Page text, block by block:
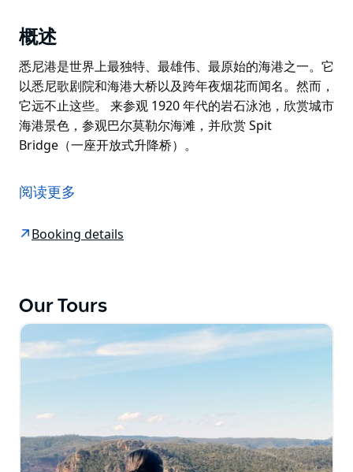
概述
悉尼港是世界上最独特、最雄伟、最原始的海港之一。它
以悉尼歌剧院和海港大桥以及跨年夜烟花而闻名。然而，
它远不止这些。 来参观 1920 年代的岩石泳池，欣赏城市
海港景色，参观巴尔莫勒尔海滩，并欣赏 Spit
Bridge（一座开放式升降桥）。
以悉尼歌剧院和海港大桥以及跨年夜烟花而闻名。然而，
它远不止这些。
来参观 1920 年代的岩石泳池，欣赏城市海港景色，参观
阅读更多
Booking details
Our Tours